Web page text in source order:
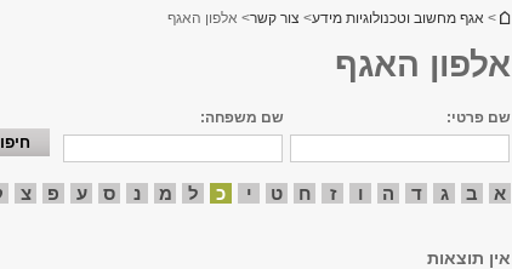
הינך נמצא כאן
> אגף מחשוב וטכנולוגיות מידע> צור קשר> אלפון האגף
אלפון האגף
שם פרטי: שם משפחה:
א ב ג ד ה ו ז ח ט י כ ל מ נ ס ע פ צ
אין תוצאות